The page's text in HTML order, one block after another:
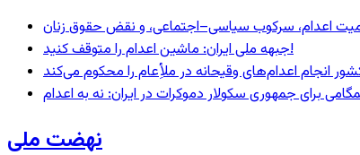
اعدام، سرکوب سیاسی–اجتماعی، و نقض حقوق زنان
جبهه ملی ایران: ماشین اعدام را متوقف کنید!
انجام اعدام‌های وقیحانه در ملأِعام را محکوم می‌کند
برای جمهوری سکولار دموکرات در ایران: نه به اعدام
نهضت ملی